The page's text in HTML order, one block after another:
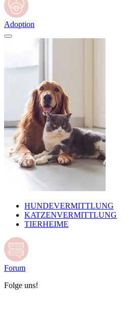
Adoption
HUNDEVERMITTLUNG
KATZENVERMITTLUNG
TIERHEIME
Forum
Folge uns!